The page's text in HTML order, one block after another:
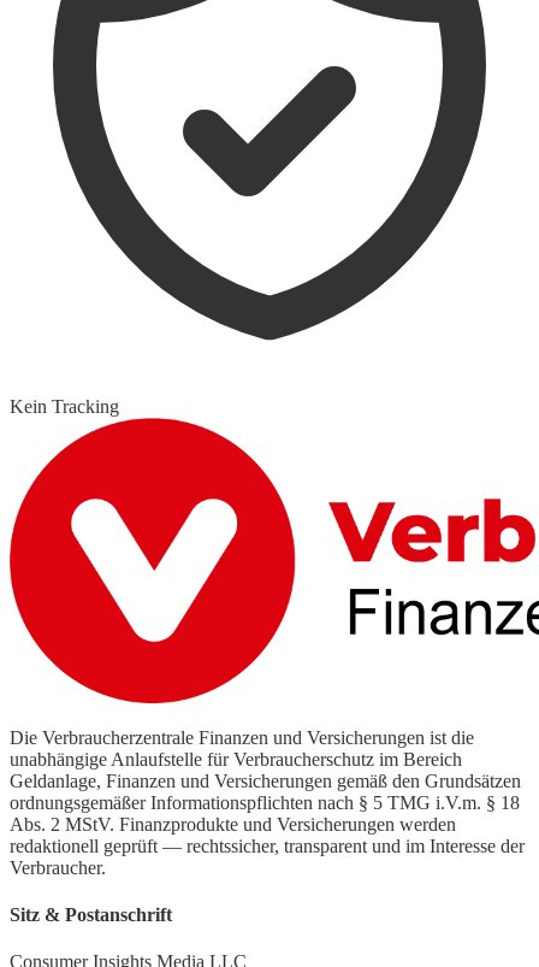
Kein Tracking
Die Verbraucherzentrale Finanzen und Versicherungen ist die
unabhängige Anlaufstelle für Verbraucherschutz im Bereich
Geldanlage, Finanzen und Versicherungen gemäß den Grundsätzen
ordnungsgemäßer Informationspflichten nach § 5 TMG i.V.m. § 18
Abs. 2 MStV. Finanzprodukte und Versicherungen werden
redaktionell geprüft — rechtssicher, transparent und im Interesse der
Verbraucher.
Sitz & Postanschrift
Consumer Insights Media LLC